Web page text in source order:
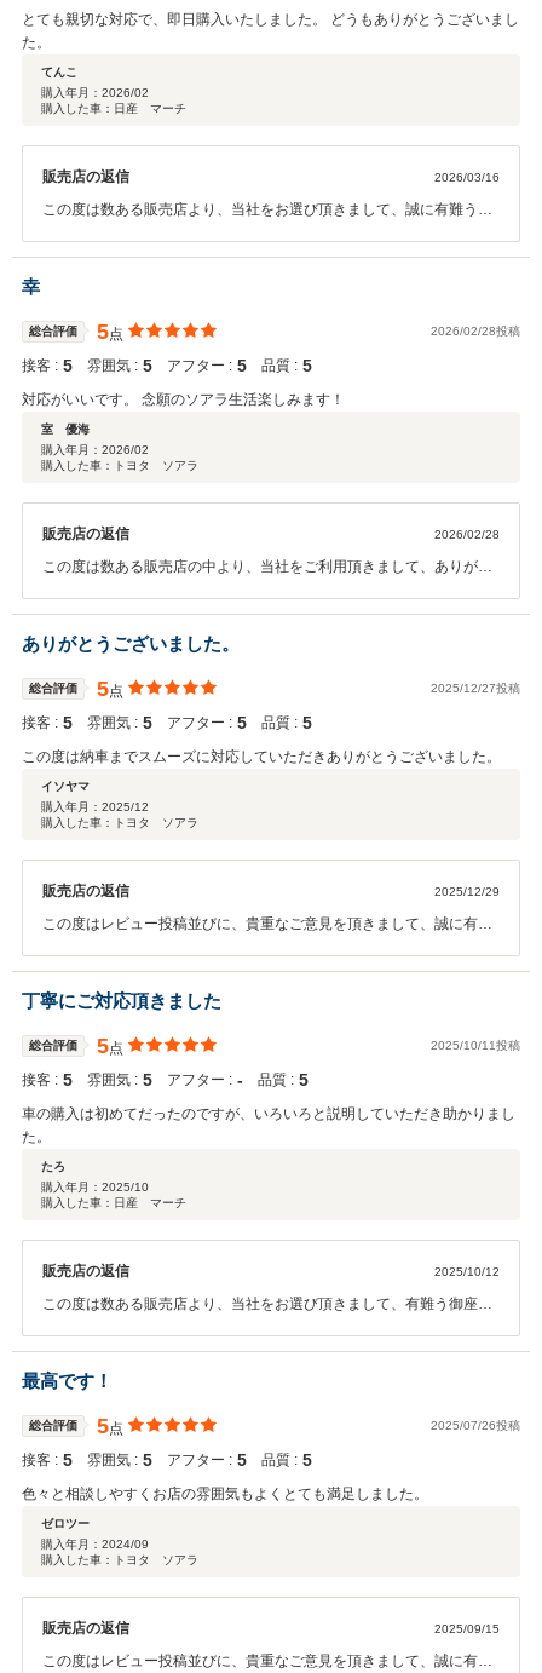
とても親切な対応で、即日購入いたしました。 どうもありがとうございまし
た。
てんこ
購入年月： 2026/02
購入した車：日産 マーチ
販売店の返信 2026/03/16
この度は数ある販売店より、当社をお選び頂きまして、誠に有難う御
頂きまして、感謝しております。 今後とも、頂きましたお言葉を励み
ます。 今後とも、お付き合いの程、宜しくお願い致します。
幸
総合評価 5点 2026/02/28投稿
接客 : 5 雰囲気 : 5 アフター : 5 品質 : 5
対応がいいです。 念願のソアラ生活楽しみます！
室 優海
購入年月： 2026/02
購入した車：トヨタ ソアラ
販売店の返信 2026/02/28
この度は数ある販売店の中より、当社をご利用頂きまして、ありがと
で、何かご不明な点や、お困りの事が御座いましたら、お気軽にご相
談を頂けたらと思っております。 今後とも、お付き合いの程、宜し
くお願い致します。
ありがとうございました。
総合評価 5点 2025/12/27投稿
接客 : 5 雰囲気 : 5 アフター : 5 品質 : 5
この度は納車までスムーズに対応していただきありがとうございました。
イソヤマ
購入年月： 2025/12
購入した車：トヨタ ソアラ
販売店の返信 2025/12/29
この度はレビュー投稿並びに、貴重なご意見を頂きまして、誠に有難
や、ご不明な箇所が御座いましたら、いつでもお気軽にご相談を頂け
たらと思っております。今後とも、末永いお付き合いの程、宜しくお
願い致します。
丁寧にご対応頂きました
総合評価 5点 2025/10/11投稿
接客 : 5 雰囲気 : 5 アフター : ‐ 品質 : 5
車の購入は初めてだったのですが、いろいろと説明していただき助かりまし
た。
たろ
購入年月： 2025/10
購入した車：日産 マーチ
販売店の返信 2025/10/12
この度は数ある販売店より、当社をお選び頂きまして、有難う御座い
た、何かお困りのことが御座いましたら、お気軽にご相談を頂けたら
と思っております。 今後とも、宜しくお願い致します。
最高です！
総合評価 5点 2025/07/26投稿
接客 : 5 雰囲気 : 5 アフター : 5 品質 : 5
色々と相談しやすくお店の雰囲気もよくとても満足しました。
ゼロツー
購入年月： 2024/09
購入した車：トヨタ ソアラ
販売店の返信 2025/09/15
この度はレビュー投稿並びに、貴重なご意見を頂きまして、誠に有難